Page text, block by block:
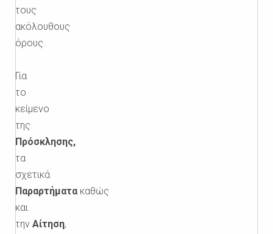
τους
ακόλουθους
όρους.
Για
το
κείμενο
της
Πρόσκλησης,
τα
σχετικά
Παραρτήματα καθώς
και
την Αίτηση,